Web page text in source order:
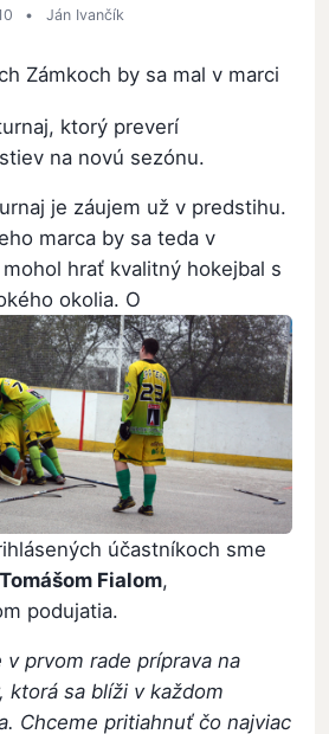
• Ján Ivančík
Zámkoch by sa mal v marci
ktorý preverí
na novú sezónu.
je záujem už v predstihu.
marca by sa teda v
hrať kvalitný hokejbal s
okolia. O
účastníkoch sme
Tomášom Fialom,
podujatia.
prvom rade príprava na
ktorá sa blíži v každom
Chceme pritiahnuť čo najviac